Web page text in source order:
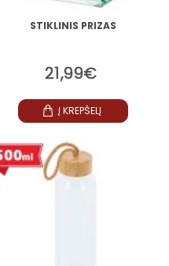
STIKLINIS PRIZAS
21,99€
Į KREPŠELĮ